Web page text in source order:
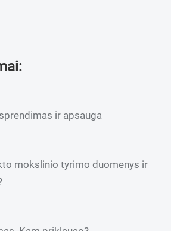
ir apsauga
mokslinio tyrimo duomenys ir